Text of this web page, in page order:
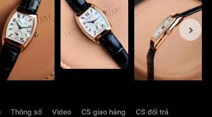
Thông số Video CS giao hàng CS đổi trả